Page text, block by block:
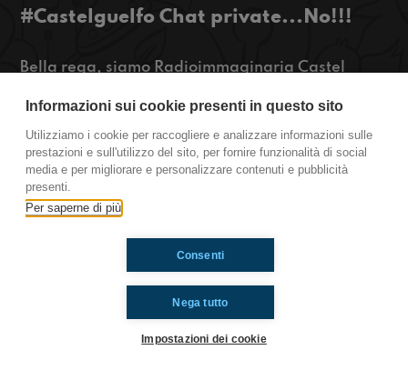
#Castelguelfo Chat private...No!!!
Bella rega, siamo Radioimmaginaria Castel
a Vittoria Martinez, di viaggi nel tempo e dei
misteri dietro ľalgoritmo di Tik Tok.
Castel Guelfo
Informazioni sui cookie presenti in questo sito
Utilizziamo i cookie per raccogliere e analizzare informazioni sulle
prestazioni e sull'utilizzo del sito, per fornire funzionalità di social
media e per migliorare e personalizzare contenuti e pubblicità
presenti.
Per saperne di più
Nega tutto
Consenti
Impostazioni dei cookie